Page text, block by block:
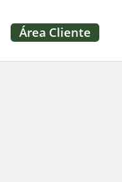
Área Cliente